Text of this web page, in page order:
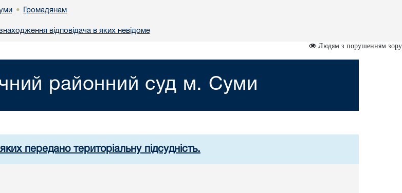
• Громадянам
відповідача в яких невідоме
Людям з порушенням зору
районний суд м. Суми
яких передано територіальну підсудність.